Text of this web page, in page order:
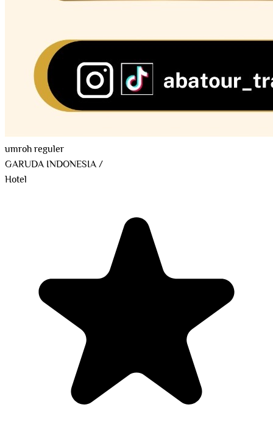
umroh reguler
GARUDA INDONESIA/
Hotel